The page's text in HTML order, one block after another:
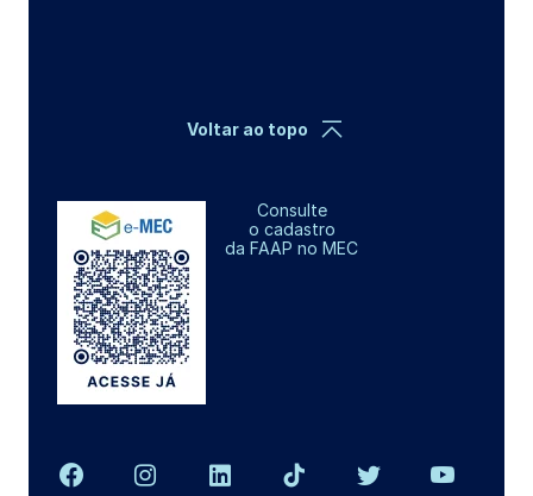
Consulte
o cadastro
da FAAP no MEC
Voltar ao topo